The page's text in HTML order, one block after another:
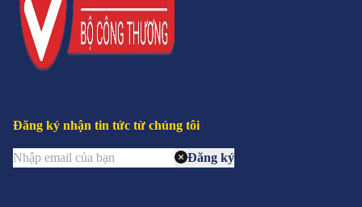
Đăng ký nhận tin tức từ chúng tôi
Đăng ký